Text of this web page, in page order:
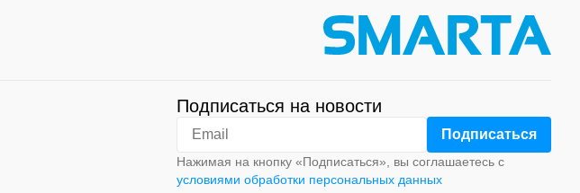
Подписаться на новости
Нажимая на кнопку «Подписаться», вы соглашаетесь с
условиями обработки персональных данных